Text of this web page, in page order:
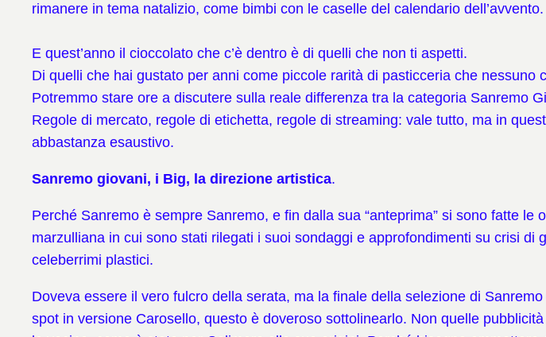
rimanere in tema natalizio, come bimbi con le caselle del calendario dell’avvento.
E quest’anno il cioccolato che c’è dentro è di quelli che non ti aspetti.
Di quelli che hai gustato per anni come piccole rarità di pasticceria che
Potremmo stare ore a discutere sulla reale differenza tra la categoria Sanremo
Regole di mercato, regole di etichetta, regole di streaming: vale tutto, ma in
abbastanza esaustivo.
Sanremo giovani, i Big, la direzione artistica.
Perché Sanremo è sempre Sanremo, e fin dalla sua “anteprima” si sono fatte
marzulliana in cui sono stati rilegati i suoi sondaggi e approfondimenti su crisi
celeberrimi plastici.
Doveva essere il vero fulcro della serata, ma la finale della selezione di
spot in versione Carosello, questo è doveroso sottolinearlo. Non quelle